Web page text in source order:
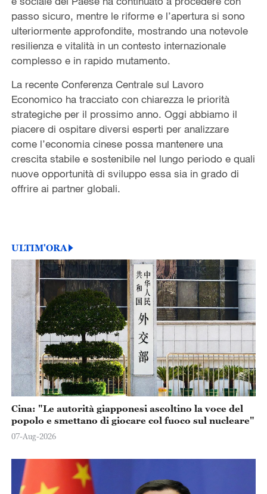
passo sicuro, mentre le riforme e l’apertura si sono
ulteriormente approfondite, mostrando una notevole
resilienza e vitalità in un contesto internazionale
complesso e in rapido mutamento.
La recente Conferenza Centrale sul Lavoro
Economico ha tracciato con chiarezza le priorità
strategiche per il prossimo anno. Oggi abbiamo il
piacere di ospitare diversi esperti per analizzare
come l’economia cinese possa mantenere una
crescita stabile e sostenibile nel lungo periodo e quali
nuove opportunità di sviluppo essa sia in grado di
offrire ai partner globali.
ULTIM'ORA
Cina: "Le autorità giapponesi ascoltino la voce del
popolo e smettano di giocare col fuoco sul nucleare"
07-Aug-2026